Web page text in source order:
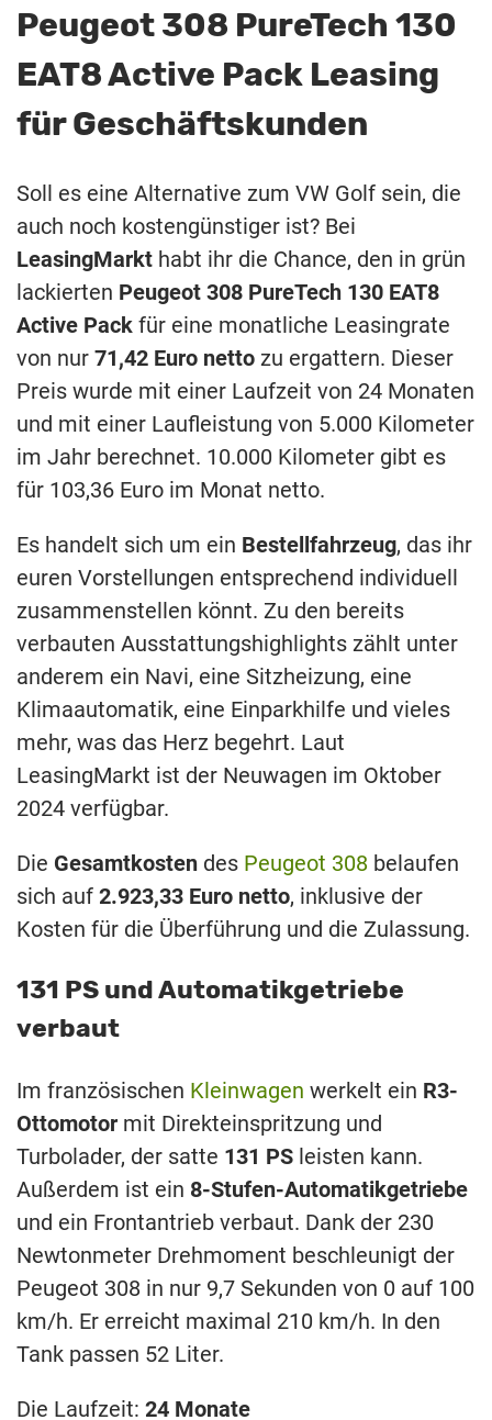
Peugeot 308 PureTech 130
EAT8 Active Pack Leasing
für Geschäftskunden
Soll es eine Alternative zum VW Golf sein, die
auch noch kostengünstiger ist? Bei
LeasingMarkt habt ihr die Chance, den in grün
lackierten Peugeot 308 PureTech 130 EAT8
Active Pack für eine monatliche Leasingrate
von nur 71,42 Euro netto zu ergattern. Dieser
Preis wurde mit einer Laufzeit von 24 Monaten
und mit einer Laufleistung von 5.000 Kilometer
im Jahr berechnet. 10.000 Kilometer gibt es
für 103,36 Euro im Monat netto.
Es handelt sich um ein Bestellfahrzeug, das ihr
euren Vorstellungen entsprechend individuell
zusammenstellen könnt. Zu den bereits
verbauten Ausstattungshighlights zählt unter
anderem ein Navi, eine Sitzheizung, eine
Klimaautomatik, eine Einparkhilfe und vieles
mehr, was das Herz begehrt. Laut
LeasingMarkt ist der Neuwagen im Oktober
2024 verfügbar.
Die Gesamtkosten des Peugeot 308 belaufen
sich auf 2.923,33 Euro netto, inklusive der
Kosten für die Überführung und die Zulassung.
131 PS und Automatikgetriebe
verbaut
Im französischen Kleinwagen werkelt ein R3-
Ottomotor mit Direkteinspritzung und
Turbolader, der satte 131 PS leisten kann.
Außerdem ist ein 8-Stufen-Automatikgetriebe
und ein Frontantrieb verbaut. Dank der 230
Newtonmeter Drehmoment beschleunigt der
Peugeot 308 in nur 9,7 Sekunden von 0 auf 100
km/h. Er erreicht maximal 210 km/h. In den
Tank passen 52 Liter.
Die Laufzeit: 24 Monate